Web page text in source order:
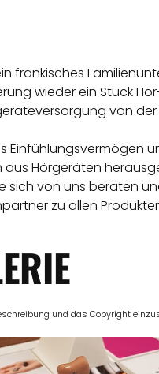
fränkisches
wieder ein Stück
von
Einfühlungsvermögen
aus Hörgeräten
sich von uns beraten
zu allen
und das Copyright